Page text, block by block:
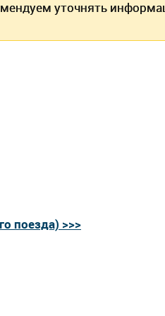
уточнять
поезда) >>>